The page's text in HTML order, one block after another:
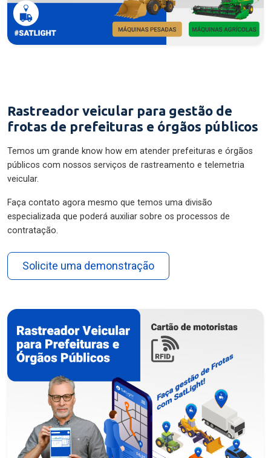
Rastreador veicular para gestão de
frotas de prefeituras e órgãos públicos
Temos um grande know how em atender prefeituras e órgãos
públicos com nossos serviços de rastreamento e telemetria
veicular.
Faça contato agora mesmo que temos uma divisão
especializada que poderá auxiliar sobre os processos de
contratação.
Solicite uma demonstração